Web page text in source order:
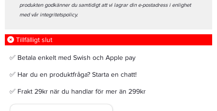
produkten godkänner du samtidigt att vi lagrar din e-postadress i enlighet
med vår integritetspolicy.
Tillfälligt slut
✅ Betala enkelt med Swish och Apple pay
✅ Har du en produktfråga? Starta en chatt!
✅ Frakt 29kr när du handlar för mer än 299kr